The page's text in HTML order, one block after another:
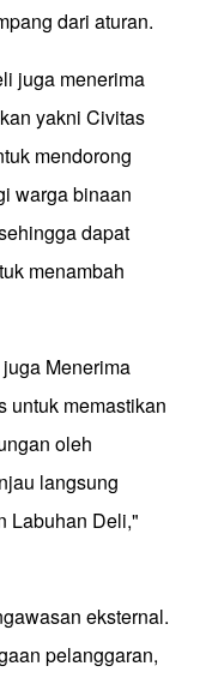
dari aturan.
juga menerima
yakni Civitas
mendorong
warga binaan
dapat
menambah
Menerima
untuk memastikan
oleh
langsung
Labuhan Deli,"
eksternal.
pelanggaran,